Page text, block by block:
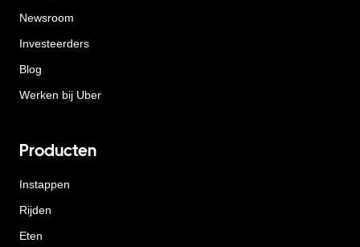
Newsroom
Investeerders
Blog
Werken bij Uber
Producten
Instappen
Rijden
Eten